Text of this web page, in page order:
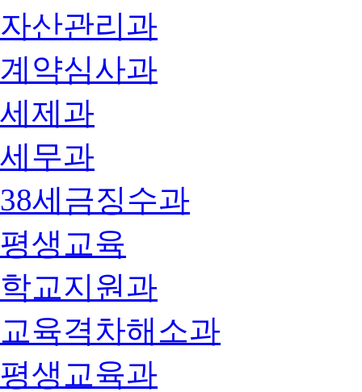
자산관리과
계약심사과
세제과
세무과
38세금징수과
평생교육
학교지원과
교육격차해소과
평생교육과